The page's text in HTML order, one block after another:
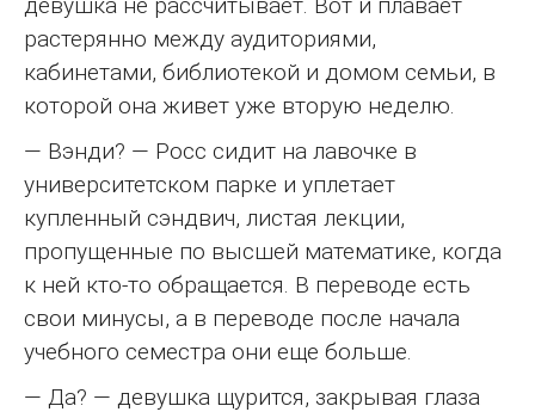
растерянно между аудиториями,
кабинетами, библиотекой и домом семьи, в
которой она живет уже вторую неделю.
— Вэнди? — Росс сидит на лавочке в
университетском парке и уплетает
купленный сэндвич, листая лекции,
пропущенные по высшей математике, когда
к ней кто-то обращается. В переводе есть
свои минусы, а в переводе после начала
учебного семестра они еще больше.
— Да? — девушка щурится, закрывая глаза